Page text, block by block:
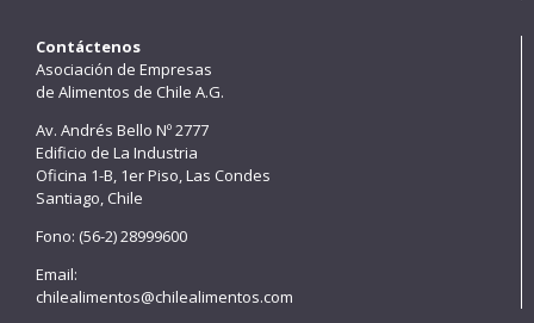
Contáctenos
Asociación de Empresas
de Alimentos de Chile A.G.
Av. Andrés Bello Nº 2777
Edificio de La Industria
Oficina 1-B, 1er Piso, Las Condes
Santiago, Chile
Fono: (56-2) 28999600
Email:
chilealimentos@chilealimentos.com